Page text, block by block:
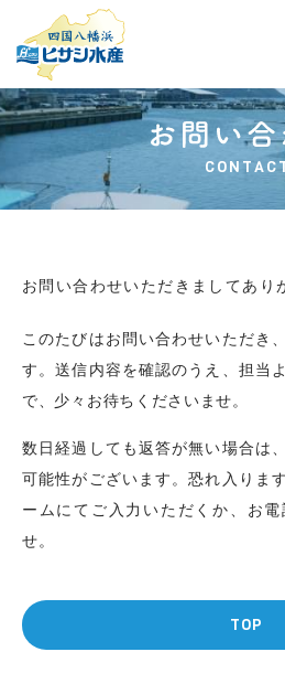
お問い合わせいただきましてあり
このたびはお問い合わせいただき
す。送信内容を確認のうえ、担当
で、少々お待ちくださいませ。
数日経過しても返答が無い場合は
可能性がございます。恐れ入りま
ームにてご入力いただくか、お
せ。
TOP